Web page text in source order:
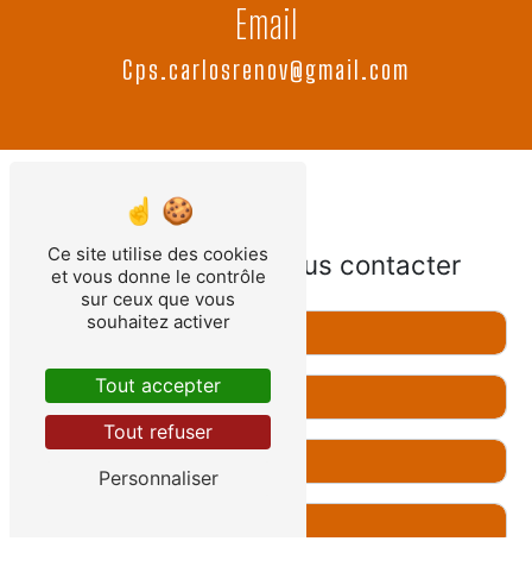
Email
cps.carlosrenov@gmail.com
N'hésitez pas à nous contacter
Ce site utilise des cookies
et vous donne le contrôle
sur ceux que vous
souhaitez activer
Tout accepter
Tout refuser
Personnaliser